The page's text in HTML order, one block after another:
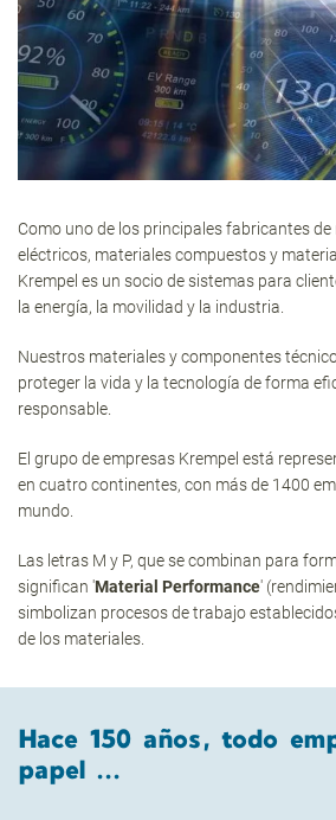
Como uno de los principales fabricantes
eléctricos, materiales compuestos y
Krempel es un socio de sistemas para
la energía, la movilidad y la industria.
Nuestros materiales y componentes
proteger la vida y la tecnología de forma
responsable.
El grupo de empresas Krempel está
en cuatro continentes, con más de 1400
mundo.
Las letras M y P, que se combinan para
significan 'Material Performance'
simbolizan procesos de trabajo
de los materiales.
Hace 150 años, todo
papel ...